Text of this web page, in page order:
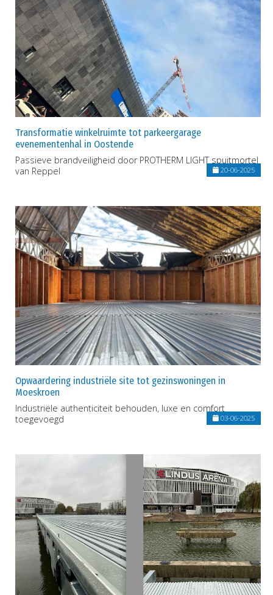
Transformatie winkelruimte tot parkeergarage
evenementenhal in Oostende
Passieve brandveiligheid door PROTHERM LIGHT spuitmortel
van Reppel
20-06-2025
Opwaardering industriële site tot gezinswoningen in
Moeskroen
Industriële authenticiteit behouden, luxe en comfort
toegevoegd
03-06-2025